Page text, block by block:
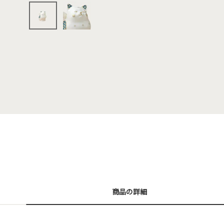
商品の詳細